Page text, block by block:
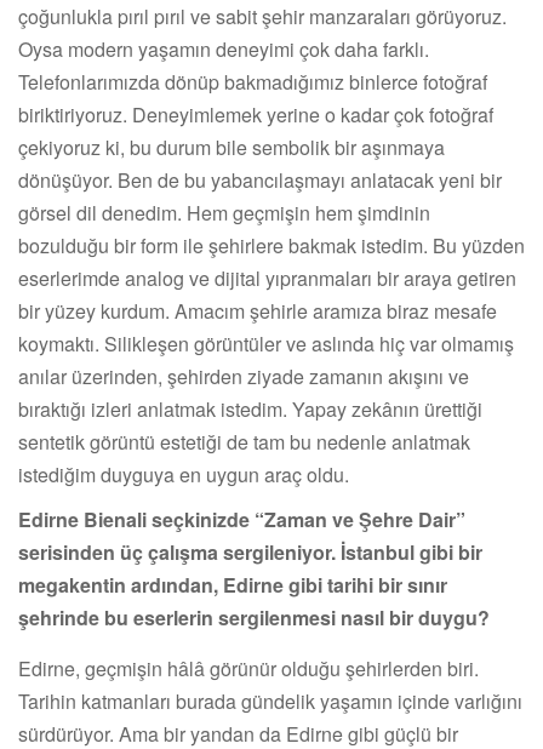
çoğunlukla pırıl pırıl ve sabit şehir manzaraları görüyoruz.
Oysa modern yaşamın deneyimi çok daha farklı.
Telefonlarımızda dönüp bakmadığımız binlerce fotoğraf
biriktiriyoruz. Deneyimlemek yerine o kadar çok fotoğraf
çekiyoruz ki, bu durum bile sembolik bir aşınmaya
dönüşüyor. Ben de bu yabancılaşmayı anlatacak yeni bir
görsel dil denedim. Hem geçmişin hem şimdinin
bozulduğu bir form ile şehirlere bakmak istedim. Bu yüzden
eserlerimde analog ve dijital yıpranmaları bir araya getiren
bir yüzey kurdum. Amacım şehirle aramıza biraz mesafe
koymaktı. Silikleşen görüntüler ve aslında hiç var olmamış
anılar üzerinden, şehirden ziyade zamanın akışını ve
bıraktığı izleri anlatmak istedim. Yapay zekânın ürettiği
sentetik görüntü estetiği de tam bu nedenle anlatmak
istediğim duyguya en uygun araç oldu.
Edirne Bienali seçkinizde “Zaman ve Şehre Dair”
serisinden üç çalışma sergileniyor. İstanbul gibi bir
megakentin ardından, Edirne gibi tarihi bir sınır
şehrinde bu eserlerin sergilenmesi nasıl bir duygu?
Edirne, geçmişin hâlâ görünür olduğu şehirlerden biri.
Tarihin katmanları burada gündelik yaşamın içinde varlığını
sürdürüyor. Ama bir yandan da Edirne gibi güçlü bir